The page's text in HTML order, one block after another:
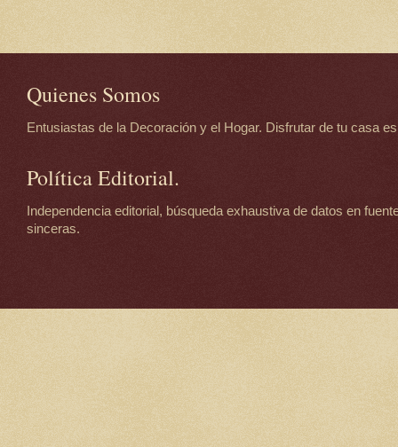
Quienes Somos
Entusiastas de la Decoración y el Hogar. Disfrutar de tu casa
Política Editorial.
Independencia editorial, búsqueda exhaustiva de datos en
sinceras.